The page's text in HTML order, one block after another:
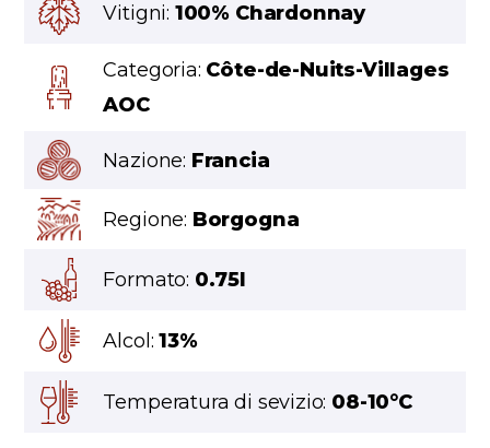
Vitigni: 100% Chardonnay
Categoria: Côte-de-Nuits-Villages
AOC
Nazione: Francia
Regione: Borgogna
Formato: 0.75l
Alcol:13%
Temperatura di sevizio: 08-10°C